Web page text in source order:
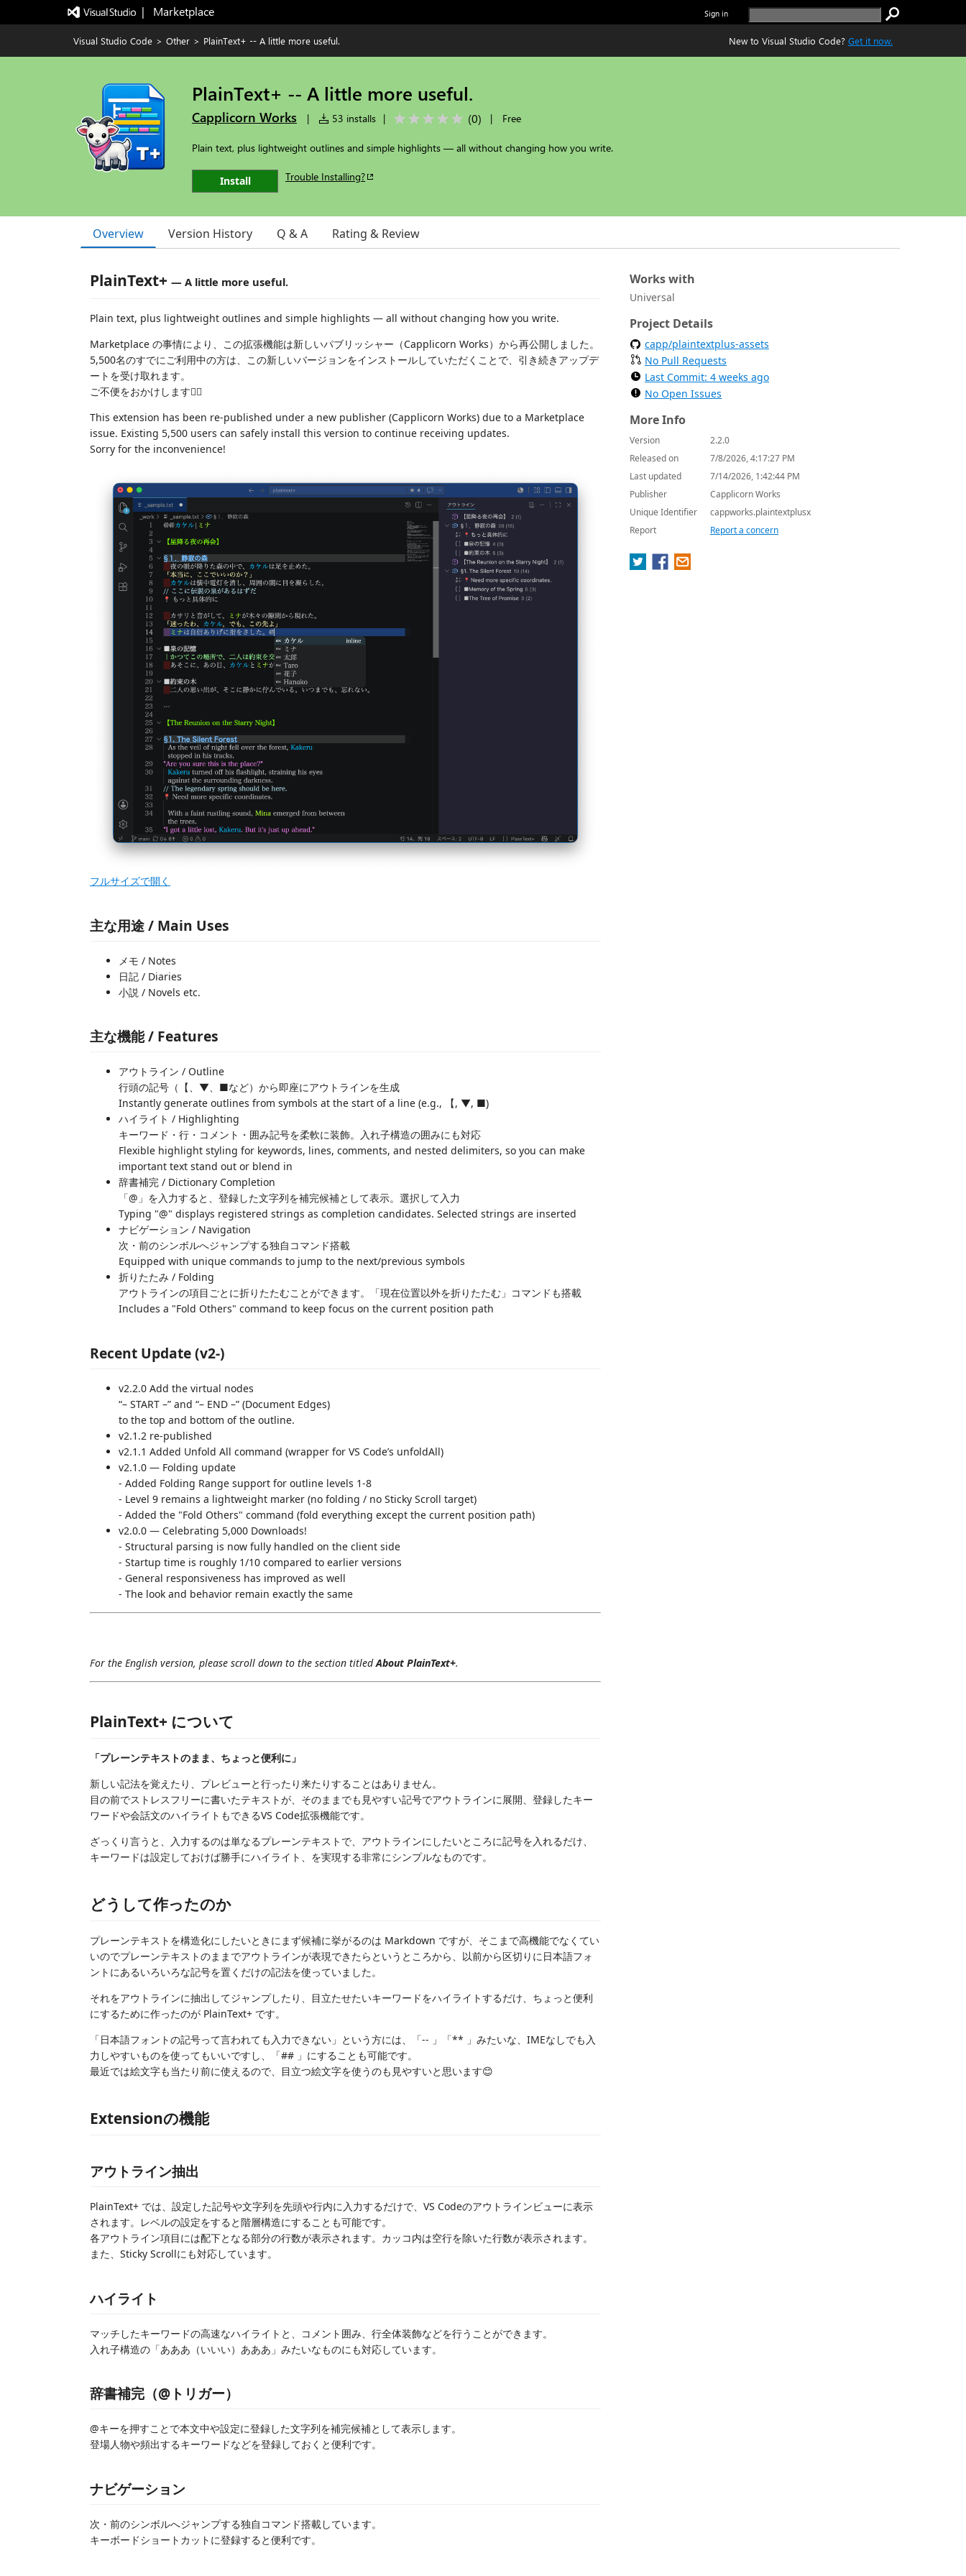
|   Marketplace Sign in
Visual Studio Code > Other > PlainText+ -- A little more useful. New to Visual Studio Code? Get it now.
PlainText+ -- A little more useful.
Capplicorn Works | 53 installs | (0) | Free
Plain text, plus lightweight outlines and simple highlights — all without changing how you write.
Install Trouble Installing?
Overview Version History Q & A Rating & Review
PlainText+ — A little more useful.
Plain text, plus lightweight outlines and simple highlights — all without changing how you write.
Marketplace の事情により、この拡張機能は新しいパブリッシャー（Capplicorn Works）から再公開しました。
5,500名のすでにご利用中の方は、この新しいバージョンをインストールしていただくことで、引き続きアップデ
ートを受け取れます。
ご不便をおかけします🙇‍♂️
This extension has been re-published under a new publisher (Capplicorn Works) due to a Marketplace
issue. Existing 5,500 users can safely install this version to continue receiving updates.
Sorry for the inconvenience!
フルサイズで開く
主な用途 / Main Uses
メモ / Notes
日記 / Diaries
小説 / Novels etc.
主な機能 / Features
アウトライン / Outline
行頭の記号（【、▼、■など）から即座にアウトラインを生成
Instantly generate outlines from symbols at the start of a line (e.g., 【, ▼, ■)
ハイライト / Highlighting
キーワード・行・コメント・囲み記号を柔軟に装飾。入れ子構造の囲みにも対応
Flexible highlight styling for keywords, lines, comments, and nested delimiters, so you can make
important text stand out or blend in
辞書補完 / Dictionary Completion
「@」を入力すると、登録した文字列を補完候補として表示。選択して入力
Typing "@" displays registered strings as completion candidates. Selected strings are inserted
ナビゲーション / Navigation
次・前のシンボルへジャンプする独自コマンド搭載
Equipped with unique commands to jump to the next/previous symbols
折りたたみ / Folding
アウトラインの項目ごとに折りたたむことができます。「現在位置以外を折りたたむ」コマンドも搭載
Includes a "Fold Others" command to keep focus on the current position path
Recent Update (v2-)
v2.2.0 Add the virtual nodes
“– START –” and “– END –” (Document Edges)
to the top and bottom of the outline.
v2.1.2 re-published
v2.1.1 Added Unfold All command (wrapper for VS Code’s unfoldAll)
v2.1.0 — Folding update
- Added Folding Range support for outline levels 1-8
- Level 9 remains a lightweight marker (no folding / no Sticky Scroll target)
- Added the "Fold Others" command (fold everything except the current position path)
v2.0.0 — Celebrating 5,000 Downloads!
- Structural parsing is now fully handled on the client side
- Startup time is roughly 1/10 compared to earlier versions
- General responsiveness has improved as well
- The look and behavior remain exactly the same
For the English version, please scroll down to the section titledAbout PlainText+.
PlainText+ について
「プレーンテキストのまま、ちょっと便利に」
新しい記法を覚えたり、プレビューと行ったり来たりすることはありません。
目の前でストレスフリーに書いたテキストが、そのままでも見やすい記号でアウトラインに展開、登録したキー
ワードや会話文のハイライトもできるVS Code拡張機能です。
ざっくり言うと、入力するのは単なるプレーンテキストで、アウトラインにしたいところに記号を入れるだけ、
キーワードは設定しておけば勝手にハイライト、を実現する非常にシンプルなものです。
どうして作ったのか
プレーンテキストを構造化にしたいときにまず候補に挙がるのは Markdown ですが、そこまで高機能でなくてい
いのでプレーンテキストのままでアウトラインが表現できたらというところから、以前から区切りに日本語フォ
ントにあるいろいろな記号を置くだけの記法を使っていました。
それをアウトラインに抽出してジャンプしたり、目立たせたいキーワードをハイライトするだけ、ちょっと便利
にするために作ったのが PlainText+ です。
「日本語フォントの記号って言われても入力できない」という方には、「-- 」「** 」みたいな、IMEなしでも入
力しやすいものを使ってもいいですし、「## 」にすることも可能です。
最近では絵文字も当たり前に使えるので、目立つ絵文字を使うのも見やすいと思います😊
Extensionの機能
アウトライン抽出
PlainText+ では、設定した記号や文字列を先頭や行内に入力するだけで、VS Codeのアウトラインビューに表示
されます。レベルの設定をすると階層構造にすることも可能です。
各アウトライン項目には配下となる部分の行数が表示されます。カッコ内は空行を除いた行数が表示されます。
また、Sticky Scrollにも対応しています。
ハイライト
マッチしたキーワードの高速なハイライトと、コメント囲み、行全体装飾などを行うことができます。
入れ子構造の「あああ（いいい）あああ」みたいなものにも対応しています。
辞書補完（@トリガー）
@キーを押すことで本文中や設定に登録した文字列を補完候補として表示します。
登場人物や頻出するキーワードなどを登録しておくと便利です。
ナビゲーション
次・前のシンボルへジャンプする独自コマンド搭載しています。
キーボードショートカットに登録すると便利です。
Works with
Universal
Project Details
capp/plaintextplus-assets
No Pull Requests
Last Commit: 4 weeks ago
No Open Issues
More Info
Version
2.2.0
Released on
7/8/2026, 4:17:27 PM
Last updated
7/14/2026, 1:42:44 PM
Publisher
Capplicorn Works
Unique Identifier
cappworks.plaintextplusx
Report
Report a concern